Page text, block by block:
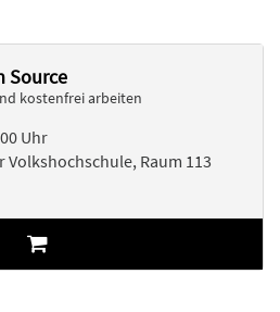
Source
kostenfrei arbeiten
Uhr
Volkshochschule, Raum 113